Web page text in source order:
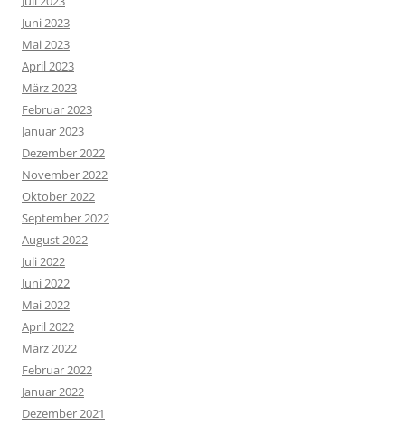
Juni 2023
Mai 2023
April 2023
März 2023
Februar 2023
Januar 2023
Dezember 2022
November 2022
Oktober 2022
September 2022
August 2022
Juli 2022
Juni 2022
Mai 2022
April 2022
März 2022
Februar 2022
Januar 2022
Dezember 2021